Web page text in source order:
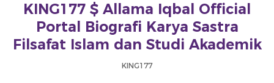
Loading...KING177 $ Allama Iqbal Official
Portal Biografi Karya Sastra
Filsafat Islam dan Studi Akademik
KING177